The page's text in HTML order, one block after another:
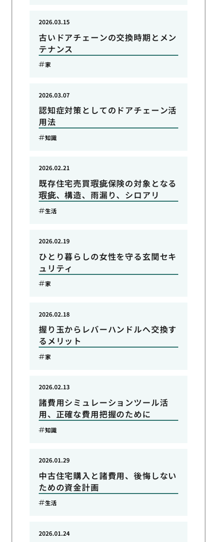
古いドアチェーンの交換時期とメン
テナンス
2026.03.15
家
認知症対策としてのドアチェーン活
用法
2026.03.07
知識
既存住宅売買瑕疵保険の対象となる
瑕疵、構造、雨漏り、シロアリ
2026.02.21
生活
ひとり暮らしの女性を守る玄関セキ
ュリティ
2026.02.19
家
握り玉からレバーハンドルへ交換す
るメリット
2026.02.18
家
諸費用シミュレーションツール活
用、正確な費用把握のために
2026.02.13
知識
中古住宅購入と諸費用、後悔しない
ための資金計画
2026.01.29
生活
2026.01.24